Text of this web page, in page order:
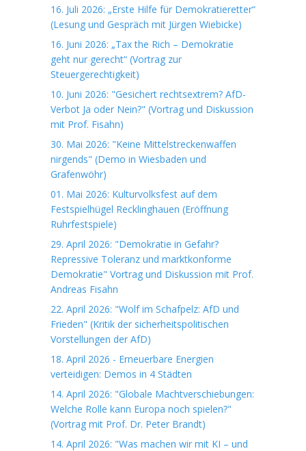
16. Juli 2026: „Erste Hilfe für Demokratieretter“
(Lesung und Gespräch mit Jürgen Wiebicke)
16. Juni 2026: „Tax the Rich – Demokratie
geht nur gerecht“ (Vortrag zur
Steuergerechtigkeit)
10. Juni 2026: "Gesichert rechtsextrem? AfD-
Verbot Ja oder Nein?" (Vortrag und Diskussion
mit Prof. Fisahn)
30. Mai 2026: "Keine Mittelstreckenwaffen
nirgends" (Demo in Wiesbaden und
Grafenwöhr)
01. Mai 2026: Kulturvolksfest auf dem
Festspielhügel Recklinghauen (Eröffnung
Ruhrfestspiele)
29. April 2026: "Demokratie in Gefahr?
Repressive Toleranz und marktkonforme
Demokratie" Vortrag und Diskussion mit Prof.
Andreas Fisahn
22. April 2026: "Wolf im Schafpelz: AfD und
Frieden" (Kritik der sicherheitspolitischen
Vorstellungen der AfD)
18. April 2026 - Erneuerbare Energien
verteidigen: Demos in 4 Städten
14. April 2026: "Globale Machtverschiebungen:
Welche Rolle kann Europa noch spielen?"
(Vortrag mit Prof. Dr. Peter Brandt)
14. April 2026: "Was machen wir mit KI – und